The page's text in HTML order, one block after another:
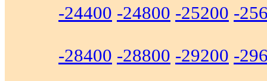
-24400 -24800 -25200 -
-28400 -28800 -29200 -